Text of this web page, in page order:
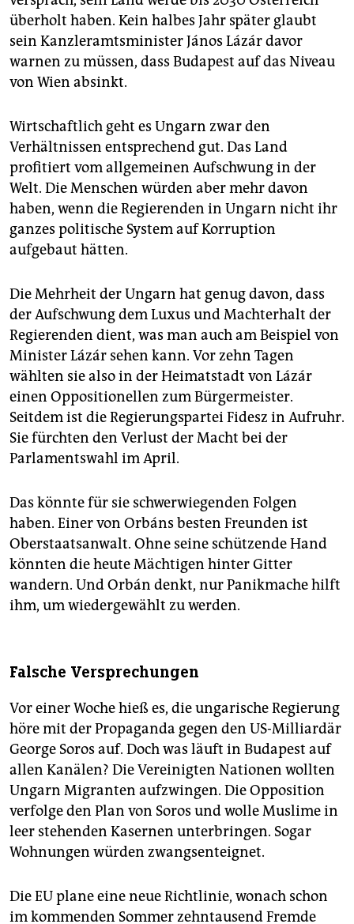
überholt haben. Kein halbes Jahr später glaubt
sein Kanzleramtsminister János Lázár davor
warnen zu müssen, dass Budapest auf das Niveau
von Wien absinkt.
Wirtschaftlich geht es Ungarn zwar den
Verhältnissen entsprechend gut. Das Land
profitiert vom allgemeinen Aufschwung in der
Welt. Die Menschen würden aber mehr davon
haben, wenn die Regierenden in Ungarn nicht ihr
ganzes politische System auf Korruption
aufgebaut hätten.
Die Mehrheit der Ungarn hat genug davon, dass
der Aufschwung dem Luxus und Machterhalt der
Regierenden dient, was man auch am Beispiel von
Minister Lázár sehen kann. Vor zehn Tagen
wählten sie also in der Heimatstadt von Lázár
einen Oppositionellen zum Bürgermeister.
Seitdem ist die Regierungspartei Fidesz in Aufruhr.
Sie fürchten den Verlust der Macht bei der
Parlamentswahl im April.
Das könnte für sie schwerwiegenden Folgen
haben. Einer von Orbáns besten Freunden ist
Oberstaatsanwalt. Ohne seine schützende Hand
könnten die heute Mächtigen hinter Gitter
wandern. Und Orbán denkt, nur Panikmache hilft
ihm, um wiedergewählt zu werden.
Falsche Versprechungen
Vor einer Woche hieß es, die ungarische Regierung
höre mit der Propaganda gegen den US-Milliardär
George Soros auf. Doch was läuft in Budapest auf
allen Kanälen? Die Vereinigten Nationen wollten
Ungarn Migranten aufzwingen. Die Opposition
verfolge den Plan von Soros und wolle Muslime in
leer stehenden Kasernen unterbringen. Sogar
Wohnungen würden zwangsenteignet.
Die EU plane eine neue Richtlinie, wonach schon
im kommenden Sommer zehntausend Fremde